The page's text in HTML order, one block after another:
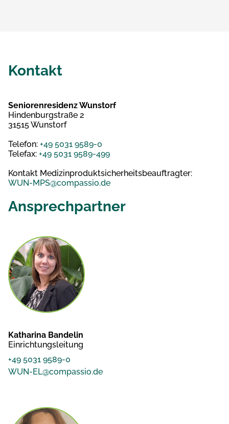
Kontakt
Seniorenresidenz Wunstorf
Hindenburgstraße 2
31515 Wunstorf
Telefon: +49 5031 9589-0
Telefax: +49 5031 9589-499
Kontakt Medizinproduktsicherheitsbeauftragter:
WUN-MPS@compassio.de
Ansprechpartner
Katharina Bandelin
Einrichtungsleitung
+49 5031 9589-0
WUN-EL@compassio.de